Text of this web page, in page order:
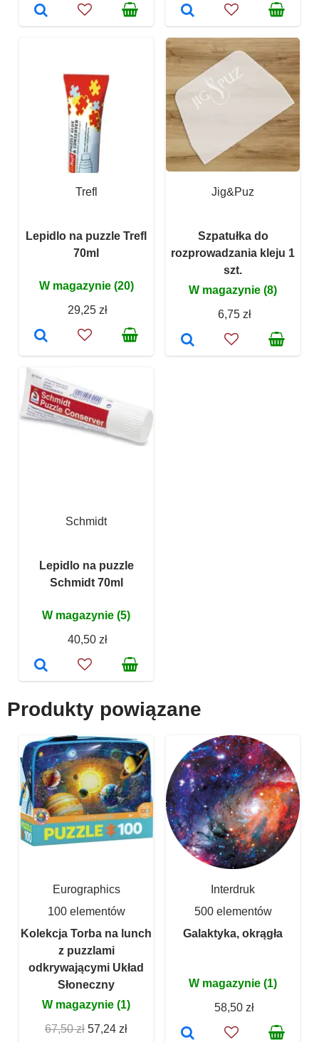
Trefl
Lepidlo na puzzle Trefl
70ml
W magazynie (20)
29,25 zł
Jig&Puz
Szpatułka do
rozprowadzania kleju 1
szt.
W magazynie (8)
6,75 zł
Schmidt
Lepidlo na puzzle
Schmidt 70ml
W magazynie (5)
40,50 zł
Produkty powiązane
Eurographics
100 elementów
Kolekcja Torba na lunch
z puzzlami
odkrywającymi Układ
Słoneczny
W magazynie (1)
67,50 zł 57,24 zł
Interdruk
500 elementów
Galaktyka, okrągła
W magazynie (1)
58,50 zł